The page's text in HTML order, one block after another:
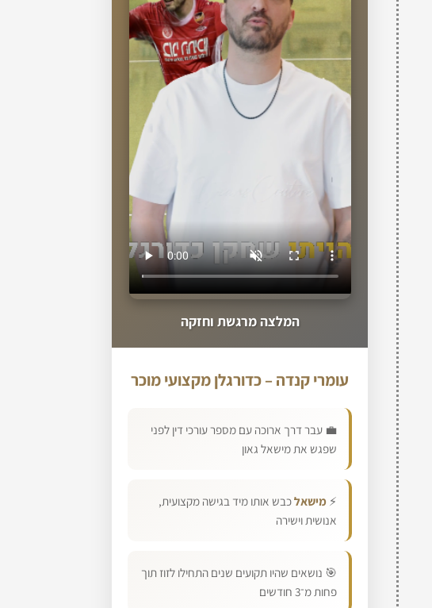
המלצה מרגשת וחזקה
עומרי קנדה – כדורגלן מקצועי מוכר
💼 עבר דרך ארוכה עם מספר עורכי דין לפני
שפגש את מישאל גאון
⚡ מישאלכבש אותו מיד בגישה מקצועית,
אנושית וישירה
🎯 נושאים שהיו תקועים שנים התחילו לזוז תוך
פחות מ־3 חודשים